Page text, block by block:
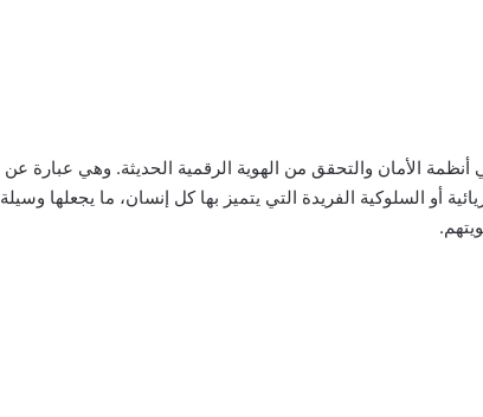
أنظمة الأمان والتحقق من الهوية الرقمية الحديثة. وهي عبارة عن
أو السلوكية الفريدة التي يتميز بها كل إنسان، ما يجعلها وسيلة